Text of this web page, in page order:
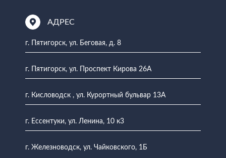
АДРЕС
г. Пятигорск, ул. Беговая, д. 8
г. Пятигорск, ул. Проспект Кирова 26А
г. Кисловодск , ул. Курортный бульвар 13А
г. Ессентуки, ул. Ленина, 10 к3
г. Железноводск, ул. Чайковского, 1Б